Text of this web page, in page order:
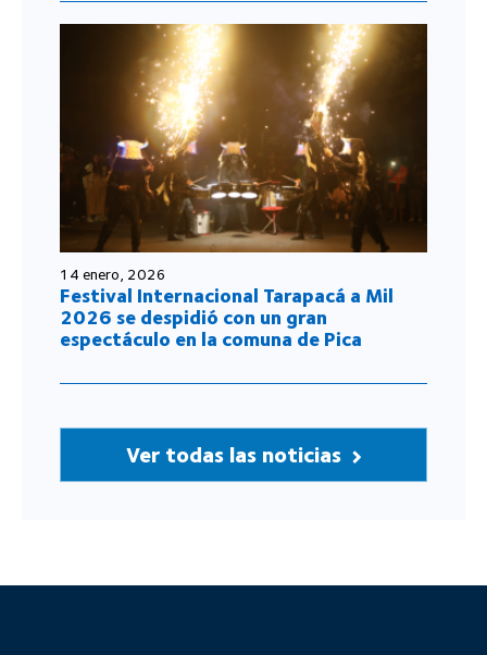
14 enero, 2026
Festival Internacional Tarapacá a Mil
2026 se despidió con un gran
espectáculo en la comuna de Pica
Ver todas las noticias